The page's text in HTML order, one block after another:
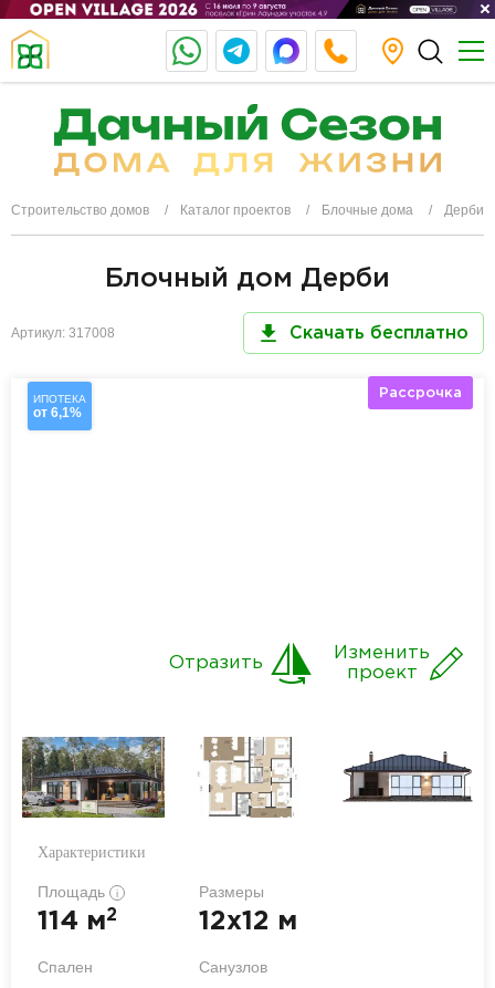
Строительство домов Каталог проектов Блочные дома Дерби
Блочный дом Дерби
Артикул: 317008 Скачать бесплатно
ИПОТЕКА
от 6,1%
Рассрочка
Изменить
проект
Отразить
Характеристики
Площадь i
114 м2
Размеры
12x12 м
Спален Санузлов